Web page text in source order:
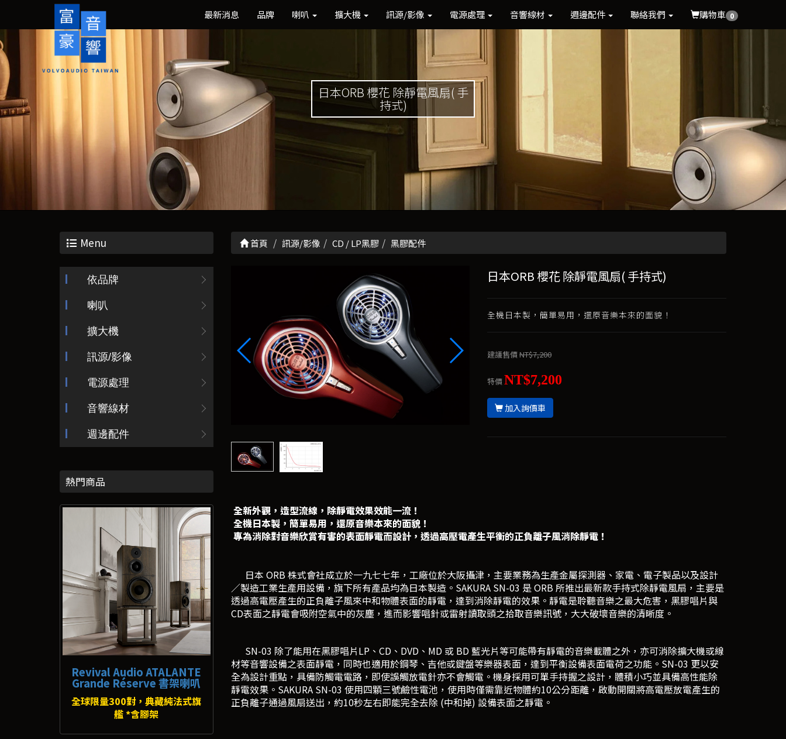
最新消息 品牌 喇叭 擴大機 訊源/影像 電源處理 音響線材 週邊配件 聯絡我們 購物車 0
日本ORB 櫻花 除靜電風扇( 手
持式)
Menu
依品牌
喇叭
擴大機
訊源/影像
電源處理
音響線材
週邊配件
熱門商品
Revival Audio ATALANTE
Grande Réserve 書架喇叭
全球限量300對，典藏純法式旗
艦 *含腳架
首頁 訊源/影像 CD / LP黑膠 黑膠配件
日本ORB 櫻花 除靜電風扇( 手持式)
全機日本製，簡單易用，還原音樂本來的面貌！
建議售價NT$7,200
特價NT$7,200
加入詢價車
全新外觀，造型流線，除靜電效果效能一流！
全機日本製，簡單易用，還原音樂本來的面貌！
專為消除對音樂欣賞有害的表面靜電而設計，透過高壓電產生平衡的正負離子風消除靜電！
日本 ORB 株式會社成立於一九七七年，工廠位於大阪攝津，主要業務為生產金屬探測器、家電、電子製品以及設計
／製造工業生產用設備，旗下所有產品均為日本製造。SAKURA SN-03 是 ORB 所推出最新款手持式除靜電風扇，主要是
透過高電壓產生的正負離子風來中和物體表面的靜電，達到消除靜電的效果。靜電是聆聽音樂之最大危害，黑膠唱片與
CD表面之靜電會吸附空氣中的灰塵，進而影響唱針或雷射讀取頭之拾取音樂訊號，大大破壞音樂的清晰度。
SN-03 除了能用在黑膠唱片LP、CD、DVD、MD 或 BD 藍光片等可能帶有靜電的音樂載體之外，亦可消除擴大機或線
材等音響設備之表面靜電，同時也適用於鋼琴、吉他或鍵盤等樂器表面，達到平衡設備表面電荷之功能。SN-03 更以安
全為設計重點，具備防觸電電路，即使誤觸放電針亦不會觸電。機身採用可單手持握之設計，體積小巧並具備高性能除
靜電效果。SAKURA SN-03 使用四顆三號鹼性電池，使用時僅需靠近物體約10公分距離，啟動開關將高電壓放電產生的
正負離子通過風扇送出，約10秒左右即能完全去除 (中和掉) 設備表面之靜電。